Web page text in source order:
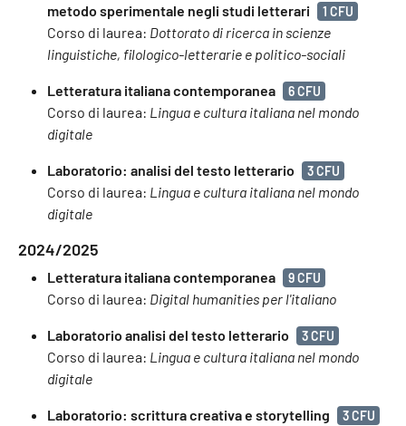
metodo sperimentale negli studi letterari
1 CFU
Corso di laurea: Dottorato di ricerca in scienze
linguistiche, filologico-letterarie e politico-sociali
Letteratura italiana contemporanea 6 CFU
Corso di laurea: Lingua e cultura italiana nel mondo
digitale
Laboratorio: analisi del testo letterario 3 CFU
Corso di laurea: Lingua e cultura italiana nel mondo
digitale
2024/2025
Letteratura italiana contemporanea 9 CFU
Corso di laurea: Digital humanities per l'italiano
Laboratorio analisi del testo letterario 3 CFU
Corso di laurea: Lingua e cultura italiana nel mondo
digitale
Laboratorio: scrittura creativa e storytelling 3 CFU